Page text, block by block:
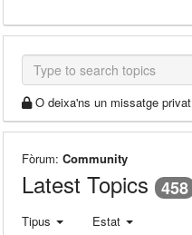
O deixa'ns un missatge privat
Fòrum: Community
Latest Topics 458
Tipus Estat